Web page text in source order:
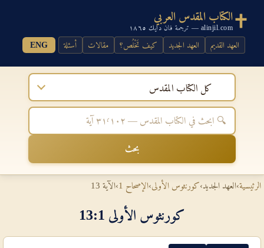
الكتاب المقدس العربي
alinjil.com — ترجمة فان دايك ١٨٦٥
العهد القديم العهد الجديد كيف تَخْلُص؟ مقالات أسئلة ENG
كل الكتاب المقدس
بحث
الرئيسية›العهد الجديد›كورنثوس الأولى›الإصحاح 1 ›الآية 13
كورنثوس الأولى 1‏:‏13